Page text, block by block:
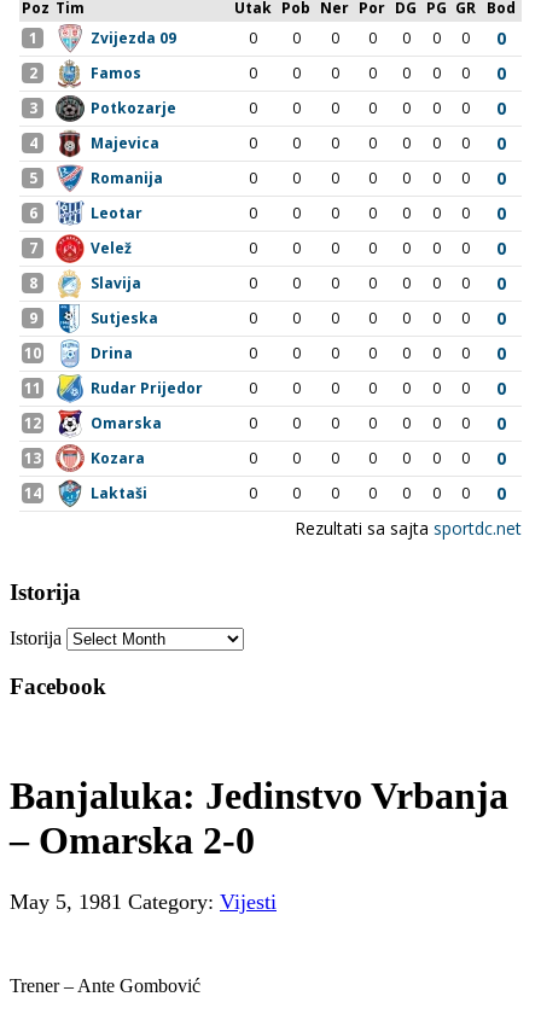
Istorija
Istorija
Facebook
Banjaluka: Jedinstvo Vrbanja
– Omarska 2-0
May 5, 1981 Category: Vijesti
Trener – Ante Gombović